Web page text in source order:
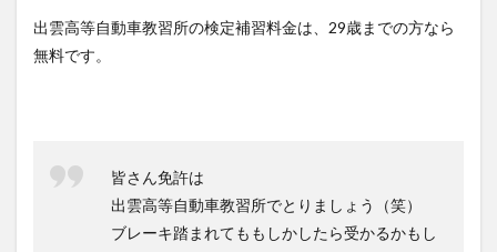
出雲高等自動車教習所の検定補習料金は、29歳までの方なら
無料です。
皆さん免許は
出雲高等自動車教習所でとりましょう（笑）
ブレーキ踏まれてももしかしたら受かるかもし